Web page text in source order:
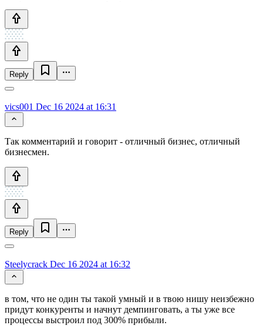
Reply
vics001 Dec 16 2024 at 16:31
Так комментарий и говорит - отличный бизнес, отличный
бизнесмен.
Reply
Steelycrack Dec 16 2024 at 16:32
в том, что не один ты такой умный и в твою нишу неизбежно
придут конкуренты и начнут демпинговать, а ты уже все
процессы выстроил под 300% прибыли.